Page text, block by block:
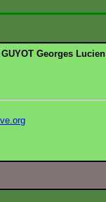
GUYOT Georges Lucien